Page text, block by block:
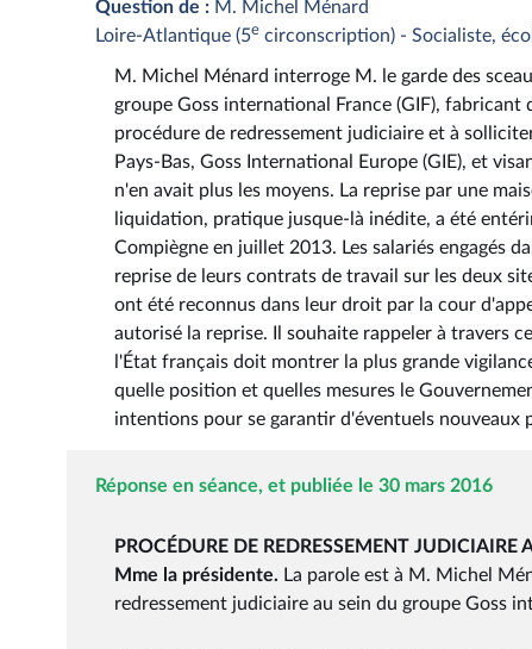
Question de : M. Michel Ménard
Loire-Atlantique (5e circonscription) - Socialiste,
M. Michel Ménard interroge M. le garde des
groupe Goss international France (GIF),
procédure de redressement judiciaire et à
Pays-Bas, Goss International Europe (GIE), et
n'en avait plus les moyens. La reprise par une
liquidation, pratique jusque-là inédite, a été
Compiègne en juillet 2013. Les salariés engagés
reprise de leurs contrats de travail sur les deux
ont été reconnus dans leur droit par la cour
autorisé la reprise. Il souhaite rappeler à travers
l'État français doit montrer la plus grande
quelle position et quelles mesures le
intentions pour se garantir d'éventuels nouveaux
Réponse en séance, et publiée le 30 mars 2016
PROCÉDURE DE REDRESSEMENT
Mme la présidente. La parole est à M. Michel
redressement judiciaire au sein du groupe Goss